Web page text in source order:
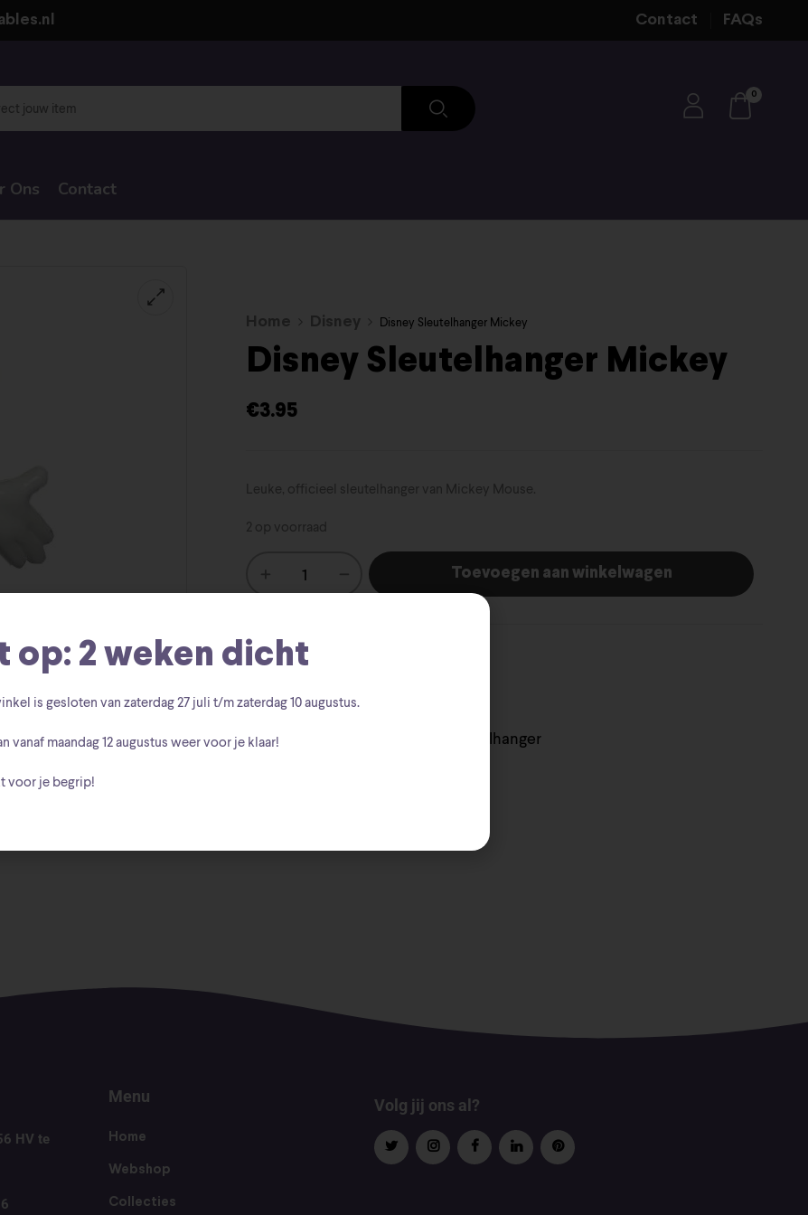
Contact FAQs
0
Ons Contact
Home Disney Disney Sleutelhanger Mickey
Disney Sleutelhanger Mickey
€3.95
Leuke, officieel sleutelhanger van Mickey Mouse.
2 op voorraad
Toevoegen aan winkelwagen
SKU: 678634499806
Categorie: Disney
Tags:Disney Sleutelhanger
HV te
Menu
Home
Webshop
Collecties
Volg jij ons al?
op: 2 weken dicht
is gesloten van zaterdag27 juli t/m zaterdag 10 augustus.
vanaf maandag 12 augustus weer voor je klaar!
voor je begrip!